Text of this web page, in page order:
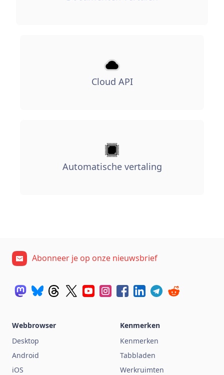
Cloud API
Automatische vertaling
Abonneer je op onze nieuwsbrief
Webbrowser
Desktop
Android
iOS
Kenmerken
Kenmerken
Tabbladen
Werkruimten